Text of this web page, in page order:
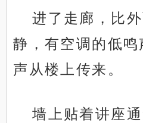
进了走廊，比
静，有空调的低
声从楼上传来。
墙上贴着讲座